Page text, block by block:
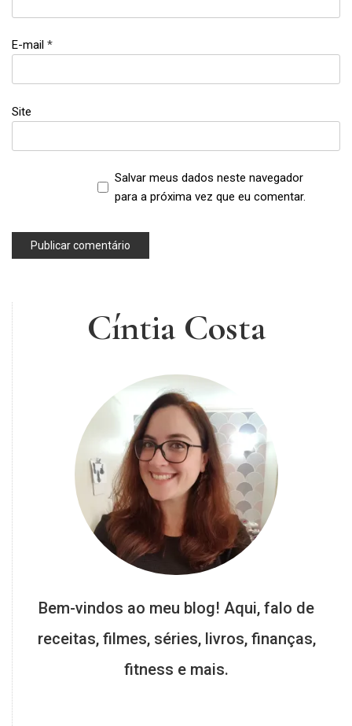
E-mail *
Site
Salvar meus dados neste navegador
para a próxima vez que eu comentar.
Cíntia Costa
Bem-vindos ao meu blog! Aqui, falo de
receitas, filmes, séries, livros, finanças,
fitness e mais.